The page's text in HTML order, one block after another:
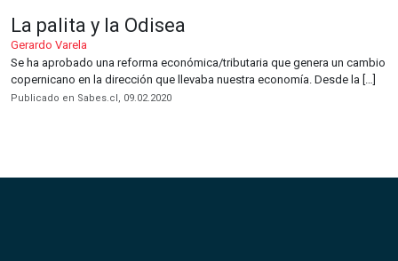
La palita y la Odisea
Gerardo Varela
Se ha aprobado una reforma económica/tributaria que genera un cambio
copernicano en la dirección que llevaba nuestra economía. Desde la […]
Publicado en Sabes.cl, 09.02.2020